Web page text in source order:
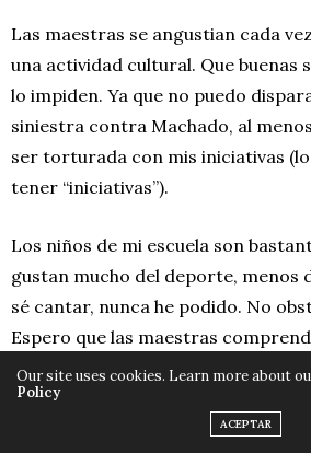
Las maestras se angustian cada
una actividad cultural. Que buenas
lo impiden. Ya que no puedo
siniestra contra Machado, al
ser torturada con mis iniciativas
tener “iniciativas”).
Los niños de mi escuela son
gustan mucho del deporte, menos
sé cantar, nunca he podido. No
Espero que las maestras
voluntad. Quiero ser una Pionera
padre comunista
orgulloso como si ya pudiera
Our site uses cookies. Learn more about
Policy
ACEPTAR